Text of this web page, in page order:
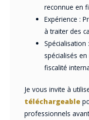
reconnue en
Expérience :
à traiter des
Spécialisation
spécialisés
fiscalité
Je vous invite à
téléchargeable
professionnels